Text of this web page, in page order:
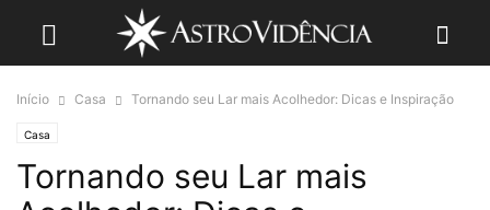
Início Casa Tornando seu Lar mais Acolhedor: Dicas e Inspiração
Casa
Tornando seu Lar mais